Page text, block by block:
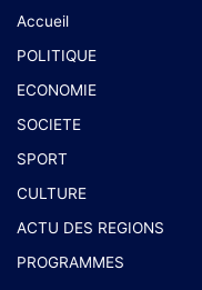
Accueil
POLITIQUE
ECONOMIE
SOCIETE
SPORT
CULTURE
ACTU DES REGIONS
PROGRAMMES